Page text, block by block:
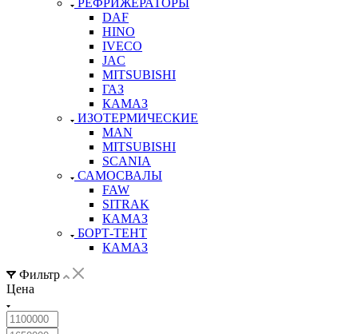
DAF
HINO
IVECO
JAC
MITSUBISHI
ГАЗ
КАМАЗ
ИЗОТЕРМИЧЕСКИЕ
MAN
MITSUBISHI
SCANIA
САМОСВАЛЫ
FAW
SITRAK
КАМАЗ
БОРТ-ТЕНТ
КАМАЗ
Фильтр
Цена